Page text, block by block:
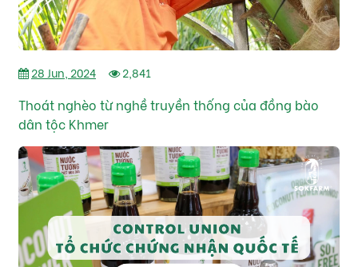
28 Jun, 2024 2,841
Thoát nghèo từ nghề truyền thống của đồng bào
dân tộc Khmer